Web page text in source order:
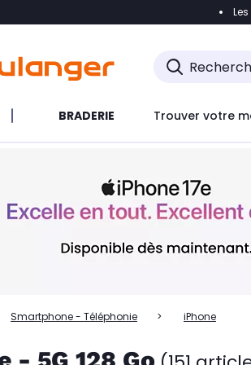
Accéder
au chatbot
BRADERIE Trouver votre
Smartphone - Téléphonie iPhone